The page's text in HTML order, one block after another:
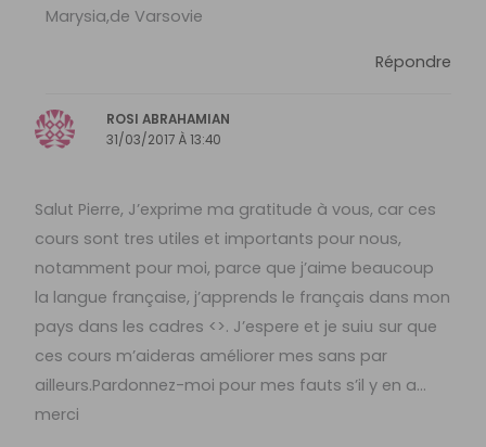
Marysia,de Varsovie
Répondre
ROSI ABRAHAMIAN
31/03/2017 À 13:40
Salut Pierre, J’exprime ma gratitude à vous, car ces
cours sont tres utiles et importants pour nous,
notamment pour moi, parce que j’aime beaucoup
la langue française, j’apprends le français dans mon
pays dans les cadres <>. J’espere et je suiս sur que
ces cours m’aideras améliorer mes sans par
ailleurs.Pardonnez-moi pour mes fauts s’il y en a…
merci